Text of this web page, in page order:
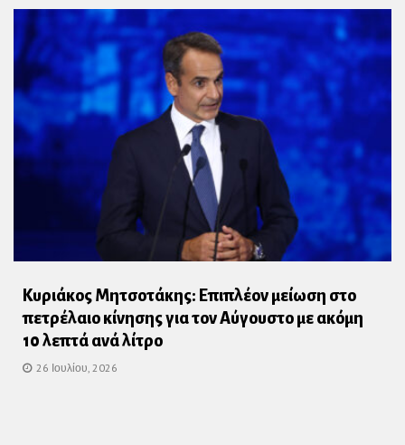
Κυριάκος Μητσοτάκης: Επιπλέον μείωση στο
πετρέλαιο κίνησης για τον Αύγουστο με ακόμη
10 λεπτά ανά λίτρο
26 Ιουλίου, 2026